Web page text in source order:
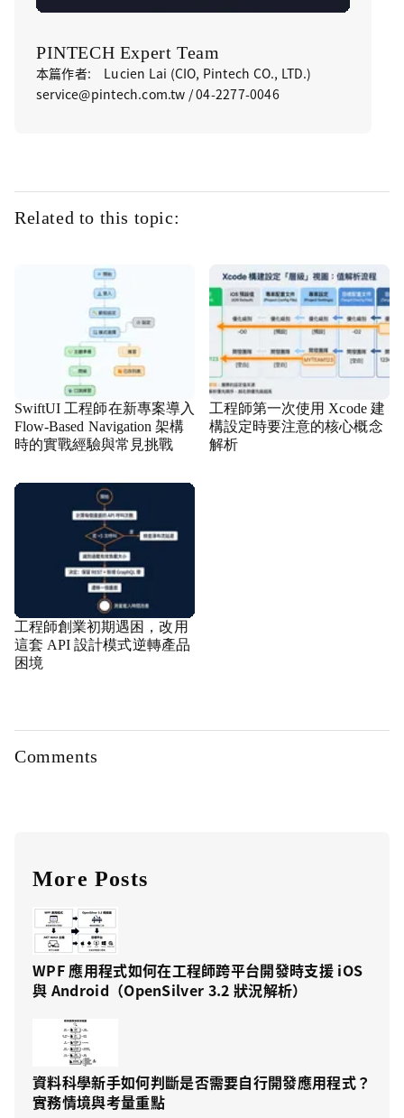
PINTECH Expert Team
本篇作者: Lucien Lai (CIO, Pintech CO., LTD.)
service@pintech.com.tw / 04-2277-0046
Related to this topic:
SwiftUI 工程師在新專案導入
Flow-Based Navigation 架構
時的實戰經驗與常見挑戰
工程師第一次使用 Xcode 建
構設定時要注意的核心概念
解析
工程師創業初期遇困，改用
這套 API 設計模式逆轉產品
困境
Comments
More Posts
WPF 應用程式如何在工程師跨平台開發時支援 iOS
與 Android（OpenSilver 3.2 狀況解析）
資料科學新手如何判斷是否需要自行開發應用程式？
實務情境與考量重點